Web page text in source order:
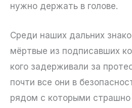
нужно держать в голове.
Среди наших дальних
мёртвые из подписавших
кого задерживали за
почти все они в
рядом с которыми страшно